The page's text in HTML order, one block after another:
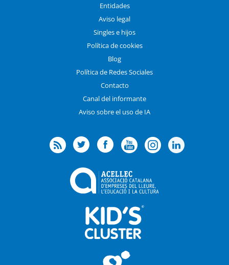
Entidades
Aviso legal
Singles e hijos
Política de cookies
Blog
Política de Redes Sociales
Contacto
Canal del informante
Aviso sobre el uso de IA